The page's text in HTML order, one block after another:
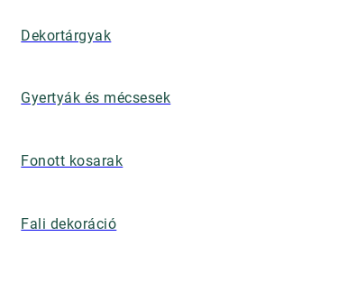
Dekortárgyak
Gyertyák és mécsesek
Fonott kosarak
Fali dekoráció